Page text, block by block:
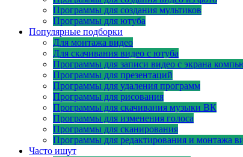
Программы для создания мультиков
Программы для ютуба
Популярные подборки
Для монтажа видео
Для скачивания видео с ютуба
Программы для записи видео с экрана
Программы для презентаций
Программы для удаления программ
Программы для рисования
Программы для скачивания музыки ВК
Программы для изменения голоса
Программы для сканирования
Программы для редактирования и монтажа
Часто ищут